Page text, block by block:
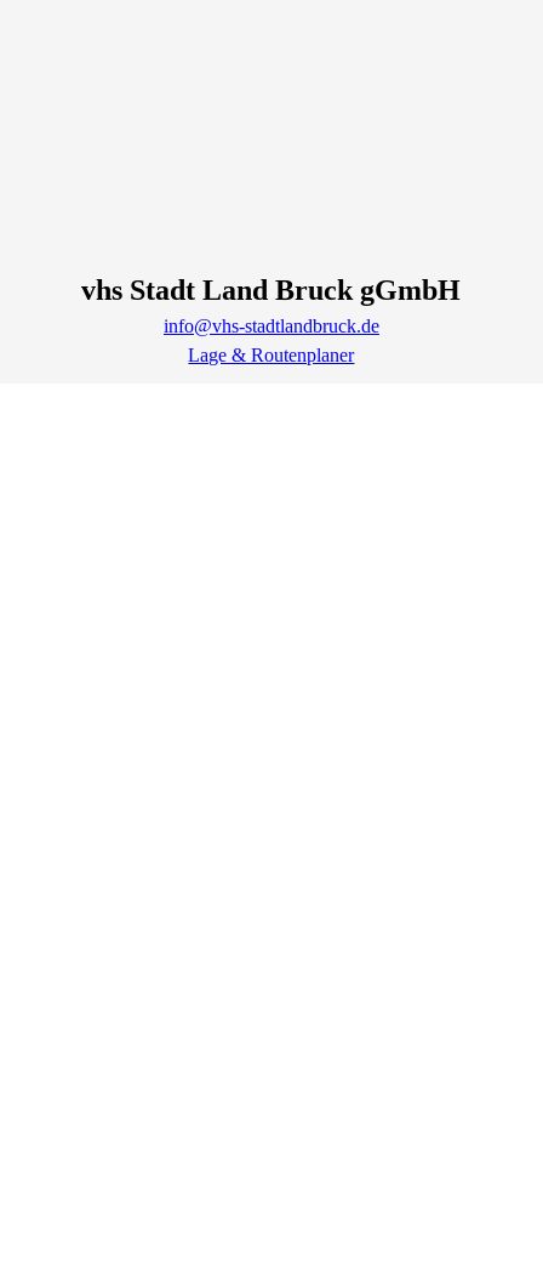
vhs Stadt Land Bruck gGmbH
info@vhs-stadtlandbruck.de
Lage & Routenplaner